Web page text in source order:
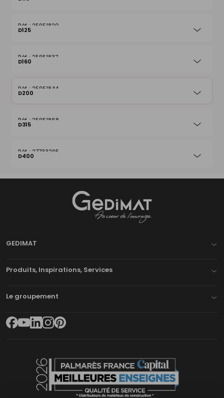
25951820
D125
25951837
D160
25951844
D200
25951868
D315
27733295
D400
GEDIMAT
Produits, Inspirations, Services
Le groupement